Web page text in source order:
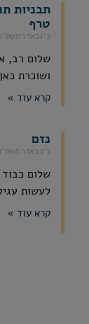
תבניות
טרף
כ״ו באדר תשפ״ו
שלום רב,
ושוכרת
קרא עוד »
נזם
כ״ג באדר תשפ״ו
שלום
לעשות
קרא עוד »